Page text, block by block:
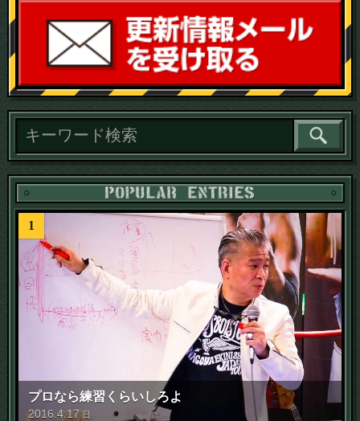
読
1
プロなら練習くらいしろよ
2016 .4.17 日